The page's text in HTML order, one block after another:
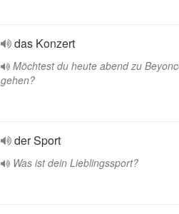
das Konzert
Möchtest du heute abend zu
gehen?
der Sport
Was ist dein Lieblingssport?